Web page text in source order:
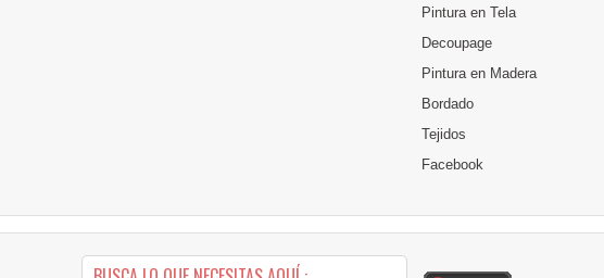
Pintura en Tela
Decoupage
Pintura en Madera
Bordado
Tejidos
Facebook